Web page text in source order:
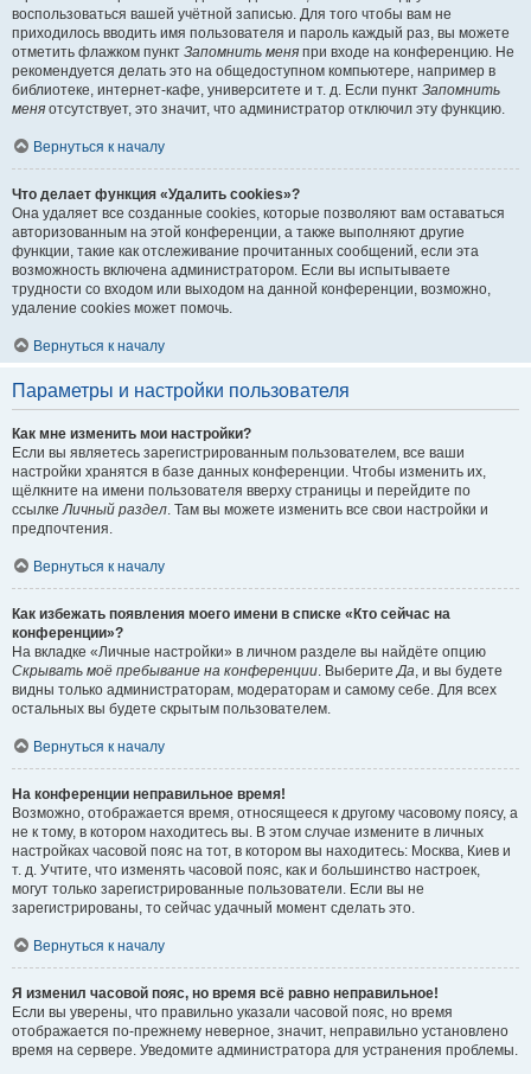
воспользоваться вашей учётной записью. Для того чтобы вам не
приходилось вводить имя пользователя и пароль каждый раз, вы можете
отметить флажком пункт Запомнить меня при входе на конференцию. Не
рекомендуется делать это на общедоступном компьютере, например в
библиотеке, интернет-кафе, университете и т. д. Если пункт Запомнить
меня отсутствует, это значит, что администратор отключил эту функцию.
Вернуться к началу
Что делает функция «Удалить cookies»?
Она удаляет все созданные cookies, которые позволяют вам оставаться
авторизованным на этой конференции, а также выполняют другие
функции, такие как отслеживание прочитанных сообщений, если эта
возможность включена администратором. Если вы испытываете
трудности со входом или выходом на данной конференции, возможно,
удаление cookies может помочь.
Вернуться к началу
Параметры и настройки пользователя
Как мне изменить мои настройки?
Если вы являетесь зарегистрированным пользователем, все ваши
настройки хранятся в базе данных конференции. Чтобы изменить их,
щёлкните на имени пользователя вверху страницы и перейдите по
ссылкеЛичный раздел. Там вы можете изменить все свои настройки и
предпочтения.
Вернуться к началу
Как избежать появления моего имени в списке «Кто сейчас на
конференции»?
На вкладке «Личные настройки» в личном разделе вы найдёте опцию
Скрывать моё пребывание на конференции. ВыберитеДа, и вы будете
видны только администраторам, модераторам и самому себе. Для всех
остальных вы будете скрытым пользователем.
Вернуться к началу
На конференции неправильное время!
Возможно, отображается время, относящееся к другому часовому поясу, а
не к тому, в котором находитесь вы. В этом случае измените в личных
настройках часовой пояс на тот, в котором вы находитесь: Москва, Киев и
т. д. Учтите, что изменять часовой пояс, как и большинство настроек,
могут только зарегистрированные пользователи. Если вы не
зарегистрированы, то сейчас удачный момент сделать это.
Вернуться к началу
Я изменил часовой пояс, но время всё равно неправильное!
Если вы уверены, что правильно указали часовой пояс, но время
отображается по-прежнему неверное, значит, неправильно установлено
время на сервере. Уведомите администратора для устранения проблемы.